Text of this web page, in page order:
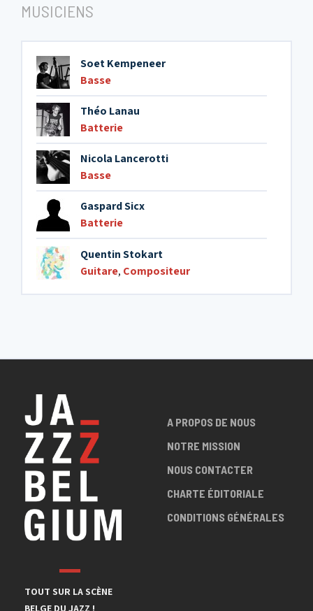
MUSICIENS
Soet Kempeneer
Basse
Théo Lanau
Batterie
Nicola Lancerotti
Basse
Gaspard Sicx
Batterie
Quentin Stokart
Guitare, Compositeur
TOUT SUR LA SCÈNE
BELGE DU JAZZ !
A PROPOS DE NOUS
NOTRE MISSION
NOUS CONTACTER
CHARTE ÉDITORIALE
CONDITIONS GÉNÉRALES